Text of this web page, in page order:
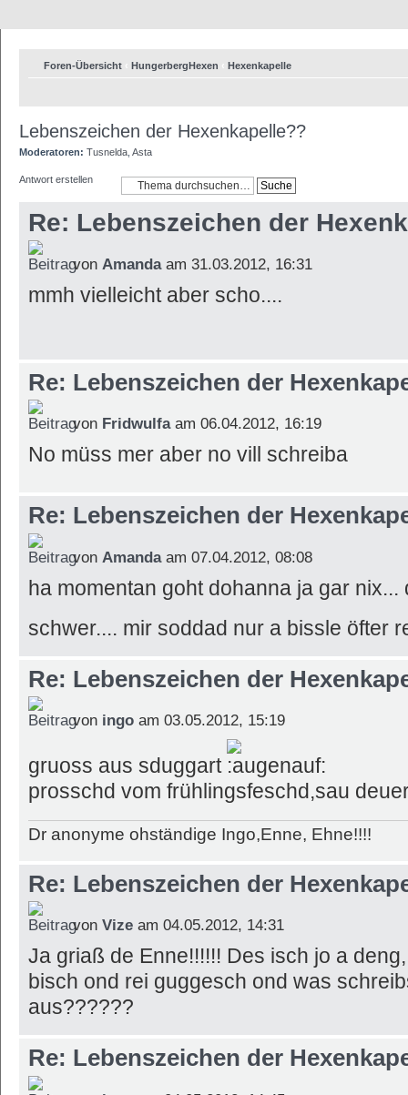
Foren-Übersicht HungerbergHexen Hexenkapelle
Lebenszeichen der Hexenkapelle??
Moderatoren: Tusnelda Asta
Antwort erstellen
Re: Lebenszeichen der
von Amandaam 31.03.2012, 16:31
mmh vielleicht aber scho....
Re: Lebenszeichen der
von Fridwulfaam 06.04.2012, 16:19
No müss mer aber no vill schreiba
Re: Lebenszeichen der
von Amandaam 07.04.2012, 08:08
ha momentan goht dohanna ja gar
schwer.... mir soddad nur a bissle öfter
Re: Lebenszeichen der
von ingo am 03.05.2012, 15:19
gruoss aus sduggart
prosschd vom frühlingsfeschd,sau
Dr anonyme ohständige Ingo,Enne, Ehne!!!!
Re: Lebenszeichen der
von Vize am 04.05.2012, 14:31
Ja griaß de Enne!!!!!! Des isch jo a
bisch ond rei guggesch ond was
aus??????
Re: Lebenszeichen der